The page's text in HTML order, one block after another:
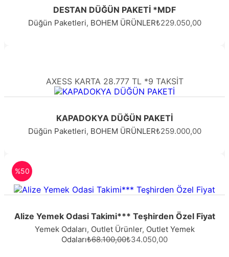
DESTAN DÜĞÜN PAKETİ *MDF
Düğün Paketleri, BOHEM ÜRÜNLER₺229.050,00
AXESS KARTA 28.777 TL *9 TAKSİT
KAPADOKYA DÜĞÜN PAKETİ
Düğün Paketleri, BOHEM ÜRÜNLER₺259.000,00
%50
Alize Yemek Odasi Takimi*** Teşhirden Özel Fiyat
Yemek Odaları, Outlet Ürünler, Outlet Yemek
Odaları₺68.100,00₺34.050,00